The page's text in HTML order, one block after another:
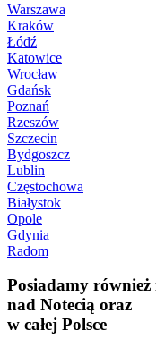
Warszawa
Kraków
Łódź
Katowice
Wrocław
Gdańsk
Poznań
Rzeszów
Szczecin
Bydgoszcz
Lublin
Częstochowa
Białystok
Opole
Gdynia
Radom
Posiadamy
nad Notecią oraz
w całej Polsce